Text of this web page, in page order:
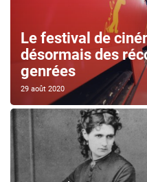
Le festival de
désormais des
genrées
29 août 2020